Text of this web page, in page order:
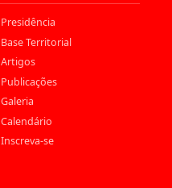
Presidência
Base Territorial
Artigos
Publicações
Galeria
Calendário
Inscreva-se